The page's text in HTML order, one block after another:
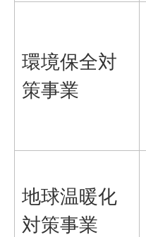
環境保全対
策事業
地球温暖化
対策事業